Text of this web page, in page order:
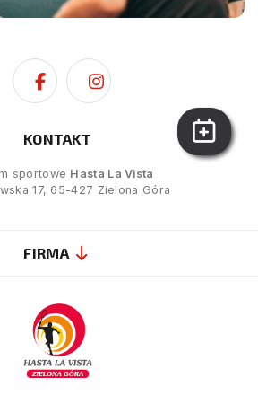
KONTAKT
sportowe Hasta La Vista
17, 65-427 Zielona Góra
FIRMA